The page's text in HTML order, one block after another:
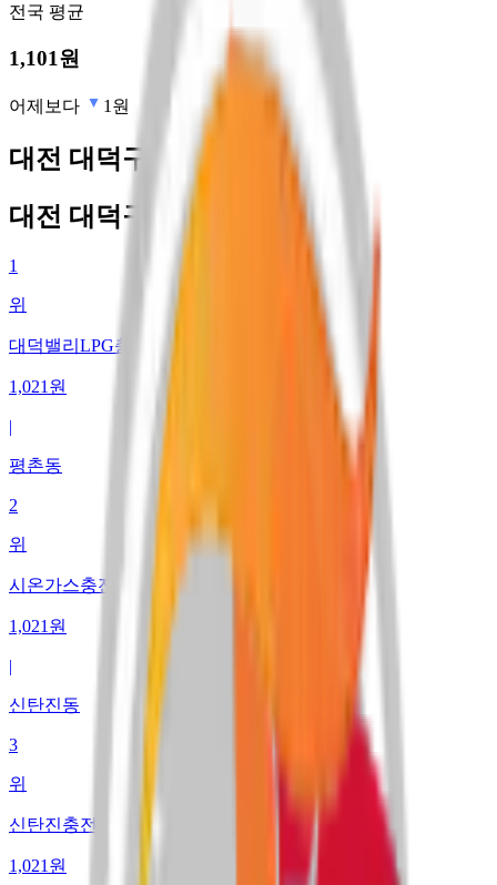
전국 평균
1,101원
어제보다 1원
대전 대덕구 최저가 주유소
대전 대덕구 최저가 주유소
1
위
대덕밸리LPG충전소
1,021 원
|
평촌동
2
위
시온가스충전소
1,021 원
|
신탄진동
3
위
신탄진충전소
1,021 원